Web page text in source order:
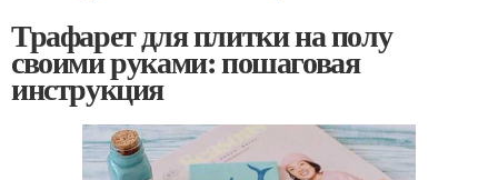
Трафарет для плитки на полу
своими руками: пошаговая
инструкция